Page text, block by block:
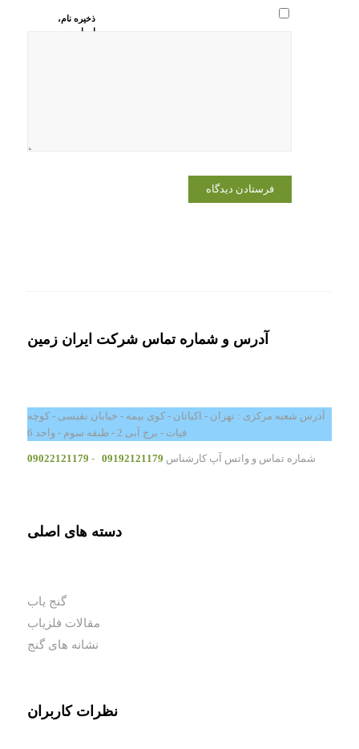
ذخیره نام،
ایمیل و
آدرس و شماره تماس شرکت ایران زمین
آدرس شعبه مرکزی : تهران - اکباتان - کوی بیمه - خیابان نفیسی - کوچه
فیات - برج آبی 2 - طبقه سوم - واحد 6
شماره تماس و واتس آپ کارشناس 09192121179
-
09022121179
دسته های اصلی
گنج یاب
مقالات فلزیاب
نشانه های گنج
نظرات کاربران